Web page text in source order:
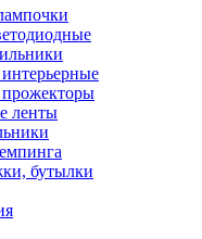
ленты
бутылки